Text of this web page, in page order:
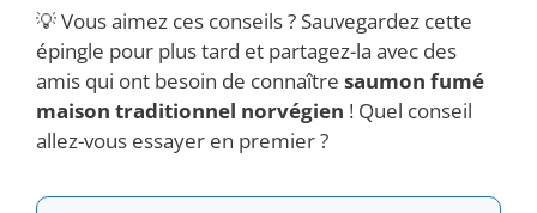
💡 Vous aimez ces conseils ? Sauvegardez cette
épingle pour plus tard et partagez-la avec des
amis qui ont besoin de connaître saumon fumé
maison traditionnel norvégien ! Quel conseil
allez-vous essayer en premier ?